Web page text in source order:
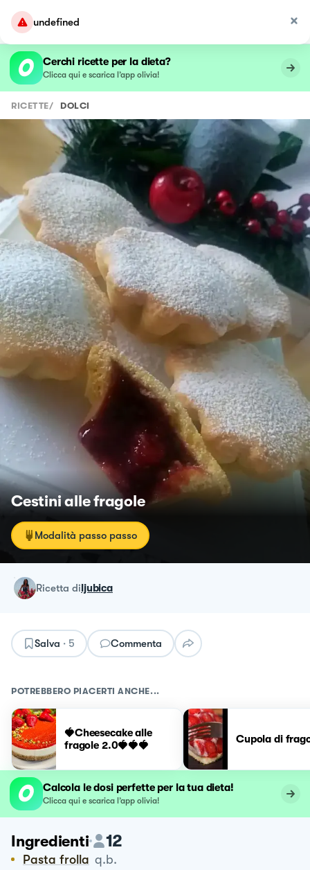
undefined
Cerchi ricette per la dieta?
Clicca qui e scarica l’app olivia!
RICETTE/ DOLCI
Cestini alle fragole
Modalità passo passo
ricetta diljubica
Salva · 5 Commenta
POTREBBERO PIACERTI ANCHE...
🍓Cheesecake alle
fragole 2.0🍓🍓🍓
Cupola di
Calcola le dosi perfette per la tua dieta!
Clicca qui e scarica l’app olivia!
Ingredienti 12
Pasta frolla q.b.